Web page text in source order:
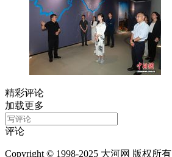
精彩评论
加载更多
评论
Copyright © 1998-2025 大河网 版权所有